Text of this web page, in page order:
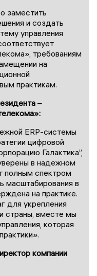
заместить
и создать
управления
требованиям
на
практикам.
–
ERP-системы
цифровой
Галактика”,
в надежном
полным спектром
масштабирования в
на практике.
для укрепления
страны, вместе мы
которая
компании